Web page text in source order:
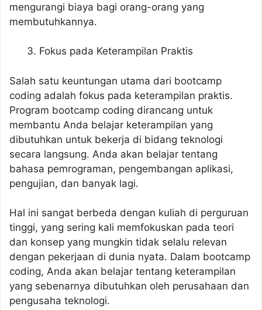
mengurangi biaya bagi orang-orang yang
membutuhkannya.
Fokus pada Keterampilan Praktis
Salah satu keuntungan utama dari bootcamp
coding adalah fokus pada keterampilan praktis.
Program bootcamp coding dirancang untuk
membantu Anda belajar keterampilan yang
dibutuhkan untuk bekerja di bidang teknologi
secara langsung. Anda akan belajar tentang
bahasa pemrograman, pengembangan aplikasi,
pengujian, dan banyak lagi.
Hal ini sangat berbeda dengan kuliah di perguruan
tinggi, yang sering kali memfokuskan pada teori
dan konsep yang mungkin tidak selalu relevan
dengan pekerjaan di dunia nyata. Dalam bootcamp
coding, Anda akan belajar tentang keterampilan
yang sebenarnya dibutuhkan oleh perusahaan dan
pengusaha teknologi.